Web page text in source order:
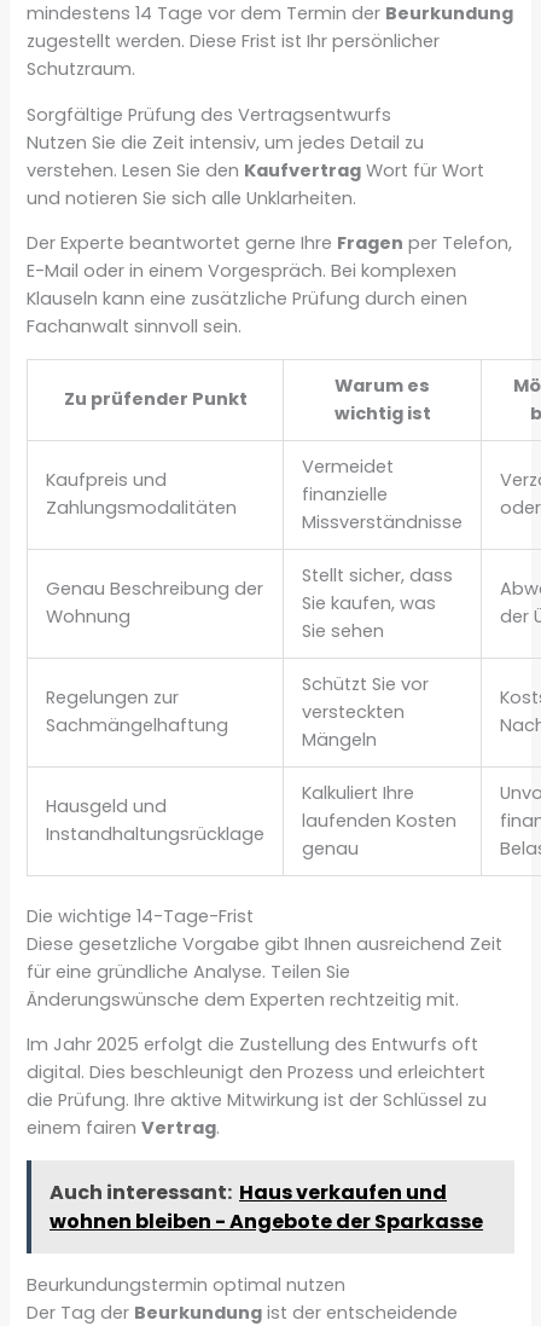
mindestens 14 Tage vor dem Termin der Beurkundung
zugestellt werden. Diese Frist ist Ihr persönlicher
Schutzraum.
Sorgfältige Prüfung des Vertragsentwurfs
Nutzen Sie die Zeit intensiv, um jedes Detail zu
verstehen. Lesen Sie den Kaufvertrag Wort für Wort
und notieren Sie sich alle Unklarheiten.
Der Experte beantwortet gerne Ihre Fragen per Telefon,
E-Mail oder in einem Vorgespräch. Bei komplexen
Klauseln kann eine zusätzliche Prüfung durch einen
Fachanwalt sinnvoll sein.
Zu prüfender Punkt
Warum es
wichtig ist
Kaufpreis und
Zahlungsmodalitäten
Vermeidet
finanzielle
Missverständnisse
Genau Beschreibung der
Wohnung
Stellt sicher, dass
Sie kaufen, was
Sie sehen
der
Regelungen zur
Sachmängelhaftung
Schützt Sie vor
versteckten
Mängeln
Hausgeld und
Instandhaltungsrücklage
Kalkuliert Ihre
laufenden Kosten
genau
Die wichtige 14-Tage-Frist
Diese gesetzliche Vorgabe gibt Ihnen ausreichend Zeit
für eine gründliche Analyse. Teilen Sie
Änderungswünsche dem Experten rechtzeitig mit.
Im Jahr 2025 erfolgt die Zustellung des Entwurfs oft
digital. Dies beschleunigt den Prozess und erleichtert
die Prüfung. Ihre aktive Mitwirkung ist der Schlüssel zu
einem fairenVertrag.
Auch interessant: Haus verkaufen und
wohnen bleiben - Angebote der Sparkasse
Beurkundungstermin optimal nutzen
Der Tag der Beurkundung ist der entscheidende